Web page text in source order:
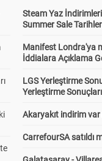
Steam Yaz
Summer Sale
Manifest Londra'ya
İddialara Açıklama
LGS Yerleştirme
Yerleştirme
Akaryakıt indirim var
CarrefourSA satıldı